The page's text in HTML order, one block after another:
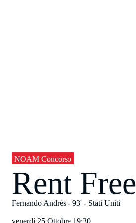
NOAM Concorso
Rent Free
Fernando Andrés- 93' - Stati Uniti
venerdì 25 Ottobre 19:30